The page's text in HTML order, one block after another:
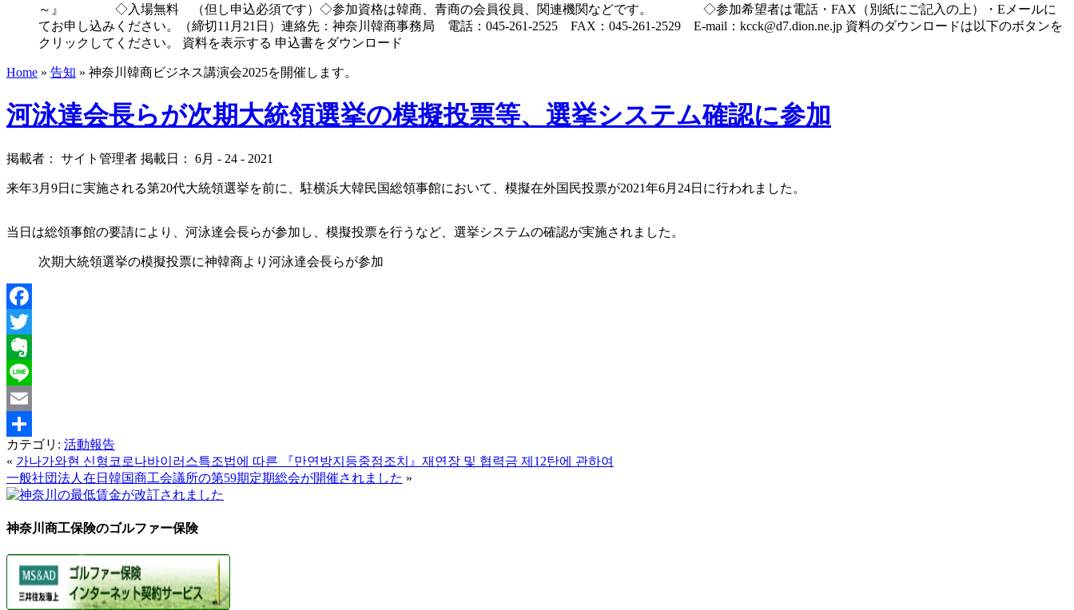
～』 ◇入場無料 （但し申込必須です）◇参加資格は韓商、青商の会員役員、関連機関などです。 ◇参加希望者は電話・FAX（別紙にご記入の上）・Eメールに
てお申し込みください。（締切11月21日）連絡先：神奈川韓商事務局 電話：045-261-2525 FAX：045-261-2529 E-mail：kcck@d7.dion.ne.jp 資料のダウンロードは以下のボタンを
クリックしてください。 資料を表示する 申込書をダウンロード
Home » 告知 » 神奈川韓商ビジネス講演会2025を開催します。
河泳達会長らが次期大統領選挙の模擬投票等、選挙システム確認に参加
掲載者： サイト管理者 掲載日： 6月 - 24 - 2021
来年3月9日に実施される第20代大統領選挙を前に、駐横浜大韓民国総領事館において、模擬在外国民投票が2021年6月24日に行われました。
当日は総領事館の要請により、河泳達会長らが参加し、模擬投票を行うなど、選挙システムの確認が実施されました。
次期大統領選挙の模擬投票に神韓商より河泳達会長らが参加
Facebook
Twitter
Evernote
Line
Email
共
有
カテゴリ: 活動報告
« 가나가와현 신형코로나바이러스특조법에 따른 『만연방지등중점조치』재연장 및 협력금 제12탄에 관하여
一般社団法人在日韓国商工会議所の第59期定期総会が開催されました »
神奈川商工保険のゴルファー保険